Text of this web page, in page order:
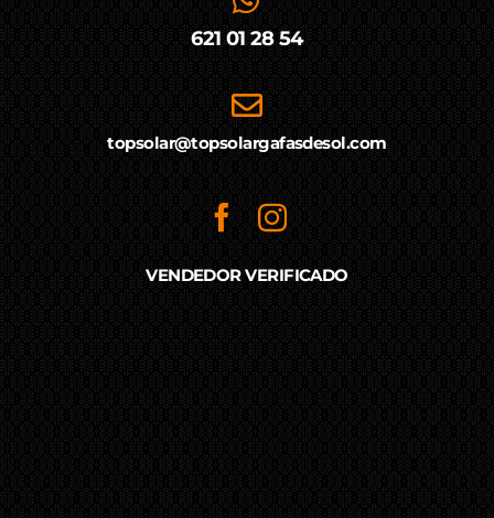
621 01 28 54
topsolar@topsolargafasdesol.com
VENDEDOR VERIFICADO